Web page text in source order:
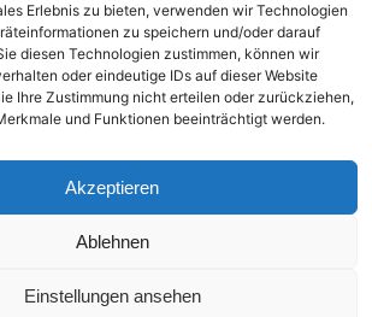
Erlebnis zu bieten, verwenden wir Technologien
zu speichern und/oder darauf
diesen Technologien zustimmen, können wir
oder eindeutige IDs auf dieser Website
Ihre Zustimmung nicht erteilen oder zurückziehen,
und Funktionen beeinträchtigt werden.
Akzeptieren
Ablehnen
Einstellungen ansehen
Mastercard Link PayPal
G-Pay
🇦🇹